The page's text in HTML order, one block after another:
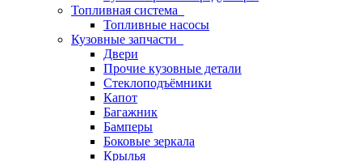
Топливная система
Топливные насосы
Кузовные запчасти
Двери
Прочие кузовные детали
Стеклоподъёмники
Капот
Багажник
Бамперы
Боковые зеркала
Крылья